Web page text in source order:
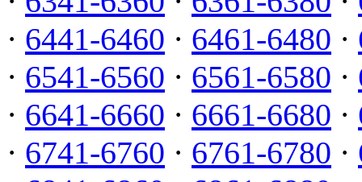
· 6441-6460 · 6461-6480 ·
· 6541-6560 · 6561-6580 ·
· 6641-6660 · 6661-6680 ·
· 6741-6760 · 6761-6780 ·